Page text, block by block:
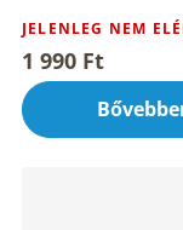
JELENLEG NEM
1 990 Ft